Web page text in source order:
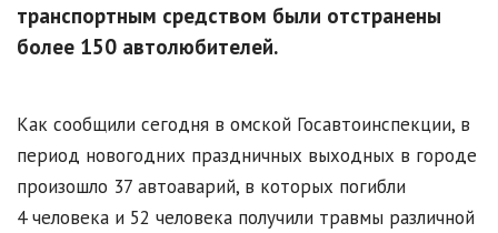
транспортным средством были отстранены
более 150 автолюбителей.
Как сообщили сегодня в омской Госавтоинспекции, в
период новогодних праздничных выходных в городе
произошло 37 автоаварий, в которых погибли
4 человека и 52 человека получили травмы различной